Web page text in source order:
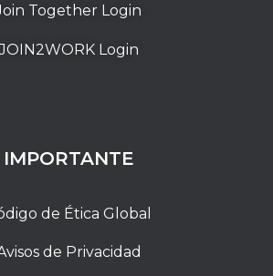
Together Login
Login
IMPORTANTE
de Ética Global
de Privacidad